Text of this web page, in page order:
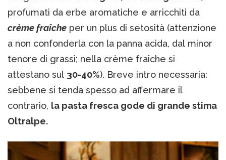
profumati da erbe aromatiche e arricchiti da
crème fraîche per un plus di setosità (attenzione
a non confonderla con la panna acida, dal minor
tenore di grassi; nella crème fraîche si
attestano sul 30-40%). Breve intro necessaria:
sebbene si tenda spesso ad affermare il
contrario, la pasta fresca gode di grande stima
Oltralpe.